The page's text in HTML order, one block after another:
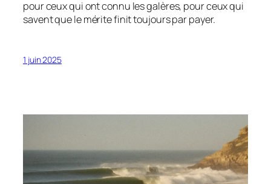
pour ceux qui ont connu les galères, pour ceux qui
savent que le mérite finit toujours par payer.
1 juin 2025